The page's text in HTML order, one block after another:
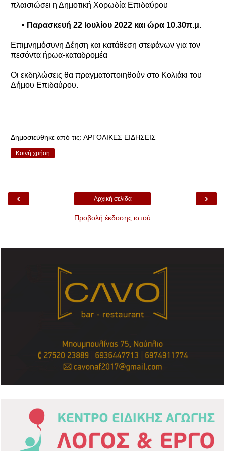
πλαισιώσει η Δημοτική Χορωδία Επιδαύρου
• Παρασκευή 22 Ιουλίου 2022 και ώρα 10.30π.μ.
Επιμνημόσυνη Δέηση και κατάθεση στεφάνων για τον
πεσόντα ήρωα-καταδρομέα
Οι εκδηλώσεις θα πραγματοποιηθούν στο Κολιάκι του
Δήμου Επιδαύρου.
Δημοσιεύθηκε από τις: ΑΡΓΟΛΙΚΕΣ ΕΙΔΗΣΕΙΣ
Κοινή χρήση
‹ ›
Αρχική σελίδα
Προβολή έκδοσης ιστού